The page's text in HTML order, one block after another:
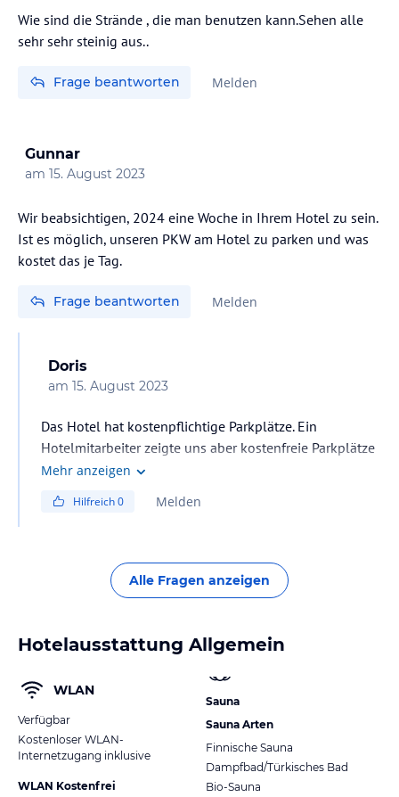
- Wassertemperatur 28 °C
- Liegestühle
Sonstige Einrichtungen und Services
- Hotel in paradiesischer Lage auf der Halbinsel Babin Kuk
- Vollständig renoviert
- Buffetrestaurant
- 24h-Sicherheitsdienst
- 24h-Rezeption
- Kostenloses WiFi
ohne Gewähr und ohne Prüfung durch HolidayCheck. Bitte
lies vor der Buchung die verbindlichen
jeweiligen Veranstalters.
Wie sind die Strände , die man benutzen kann.Sehen alle
sehr sehr steinig aus..
Frage beantworten Melden
Gunnar
am 15. August 2023
Wir beabsichtigen, 2024 eine Woche in Ihrem Hotel zu sein.
Ist es möglich, unseren PKW am Hotel zu parken und was
kostet das je Tag.
Frage beantworten Melden
Doris
am 15. August 2023
Das Hotel hat kostenpflichtige Parkplätze. Ein
Hotelmitarbeiter zeigte uns aber kostenfreie Parkplätze
ganz in der Nähe liegen.
Mehr anzeigen
Hilfreich0 Melden
Alle Fragen anzeigen
Hotelausstattung Allgemein
WLAN
Verfügbar
Kostenloser WLAN-
Internetzugang inklusive
WLAN Kostenfrei
Sauna
Sauna Arten
Finnische Sauna
Dampfbad/Türkisches Bad
Bio-Sauna